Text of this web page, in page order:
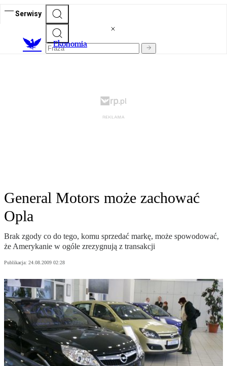
Serwisy
Ekonomia
General Motors może zachować
Opla
Brak zgody co do tego, komu sprzedać markę, może spowodować,
że Amerykanie w ogóle zrezygnują z transakcji
Publikacja: 24.08.2009 02:28